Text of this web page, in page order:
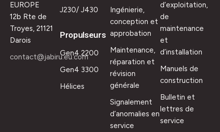
EUROPE
12b Rte de
Troyes, 21121
Darois
contact@jabiru.eu.com
J230/ J430
Propulseurs
Gen4 2200
Gen4 3300
Hélices
Ingénierie,
conception et
approbation
Maintenance,
réparation et
révision
générale
Signalement
d’anomalies en
service
d’exploitation,
de
maintenance
et
d’installation
Manuels de
construction
Bulletin et
lettres de
service